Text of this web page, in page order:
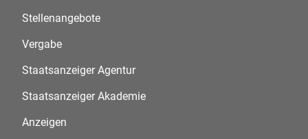
Stellenangebote
Vergabe
Staatsanzeiger Agentur
Staatsanzeiger Akademie
Anzeigen